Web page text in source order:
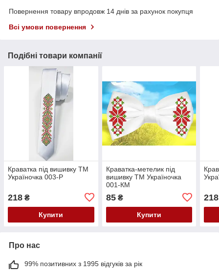
Повернення товару впродовж 14 днів за рахунок покупця
Всі умови повернення
Подібні товари компанії
Краватка під вишивку ТМ
Україночка 003-Р
218 ₴
Купити
Краватка-метелик під
вишивку ТМ Україночка
001-КМ
85₴
Купити
218
Про нас
99% позитивних з 1995 відгуків за рік